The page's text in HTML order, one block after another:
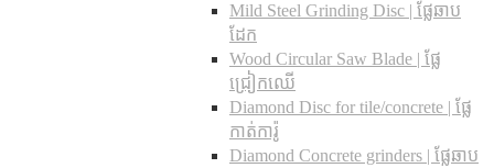
Mild Steel Grinding Disc | ផ្លែឆាប
ដែក
Wood Circular Saw Blade | ផ្លែ
ជ្រៀកឈើ
Diamond Disc for tile/concrete​ | ផ្លែ
កាត់ការ៉ូ
Diamond Concrete grinders | ផ្លែឆាប